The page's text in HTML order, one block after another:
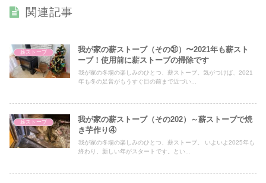
関連記事
薪ストーブ
我が家の薪ストーブ（その㉛）〜2021年も薪スト
ーブ！使用前に薪ストーブの掃除です
我が家の冬場の楽しみのひとつ、薪ストーブ。気がつけば、2021
年も冬の足音がもうすぐ目の前まで近づい...
薪ストーブ
我が家の薪ストーブ（その202）～薪ストーブで焼
き芋作り④
我が家の冬場の楽しみのひとつ、薪ストーブ。 いよいよ2025年も
終わり、新しい年がスタートです。とい...